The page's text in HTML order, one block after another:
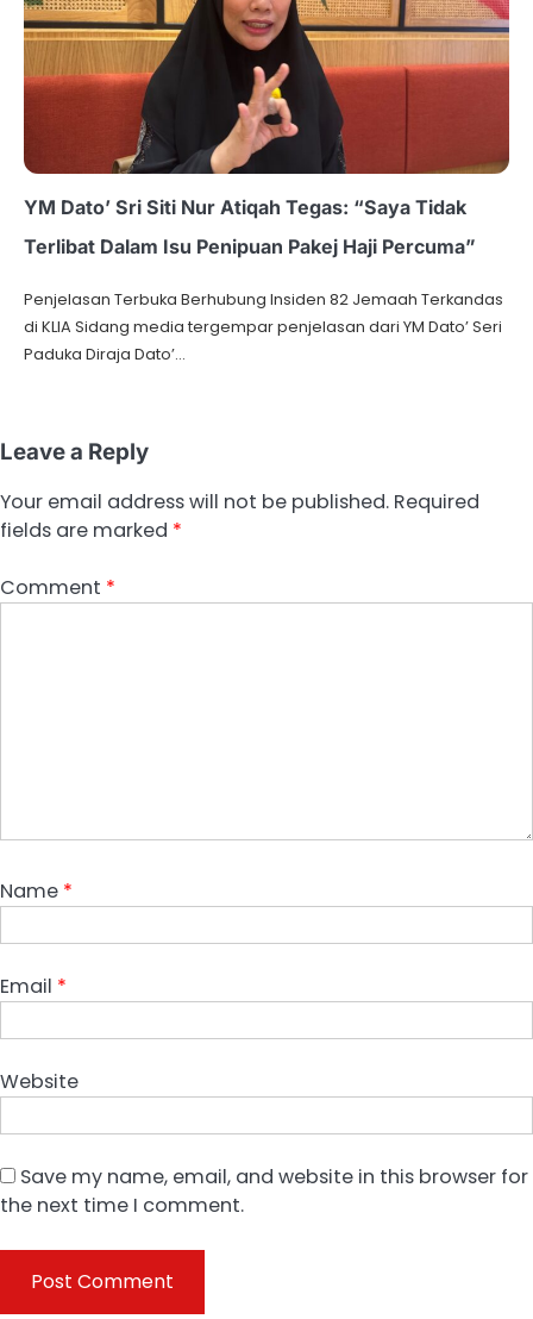
YM Dato’ Sri Siti Nur Atiqah Tegas: “Saya Tidak
Terlibat Dalam Isu Penipuan Pakej Haji Percuma”
Penjelasan Terbuka Berhubung Insiden 82 Jemaah Terkandas
di KLIA Sidang media tergempar penjelasan dari YM Dato’ Seri
Paduka Diraja Dato’…
Leave a Reply
Your email address will not be published. Required
fields are marked *
Comment *
Name *
Email *
Website
Save my name, email, and website in this browser for
the next time I comment.